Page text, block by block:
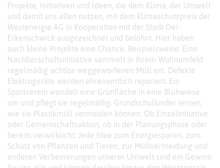
Projekte, Initiativen und Ideen, die dem Klima, der Umwelt
und damit uns allen nutzen, mit dem Klimaschutzpreis der
Westenergie AG in Kooperation mit der Stadt Oer-
Erkenschwick ausgezeichnet und belohnt. Hier haben
auch kleine Projekte eine Chance. Beispielsweise: Eine
Nachbarschaftsinitiative sammelt in ihrem Wohnumfeld
regelmäßig achtlos weggeworfenen Müll ein. Defekte
Elektrogeräte werden ehrenamtlich repariert. Ein
Sportverein wandelt eine Grünfläche in eine Blühwiese
um und pflegt sie regelmäßig. Grundschulkinder lernen,
wie sie Plastikmüll vermeiden können. Ob Einzelinitiative
oder Gemeinschaftsaktion, ob in der Planungsphase oder
bereits verwirklicht: Jede Idee zum Energiesparen, zum
Schutz von Pflanzen und Tieren, zur Müllvermeidung und
anderen Verbesserungen unserer Umwelt sind ein Gewinn